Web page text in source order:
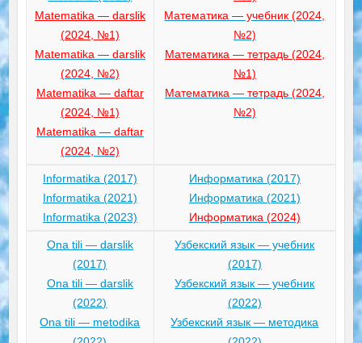
Matematika — darslik
(2024, №1)
Matematika — darslik
(2024, №2)
Matematika — daftar
(2024, №1)
Matematika — daftar
(2024, №2)
Математика — учебник (2024,
№2)
Математика — тетрадь (2024,
№1)
Математика — тетрадь (2024,
№2)
Informatika (2017)
Informatika (2021)
Informatika (2023)
Информатика (2017)
Информатика (2021)
Информатика (2024)
Ona tili — darslik
(2017)
Ona tili — darslik
(2022)
Ona tili — metodika
Узбекский язык — учебник
(2017)
Узбекский язык — учебник
(2022)
Узбекский язык — методика